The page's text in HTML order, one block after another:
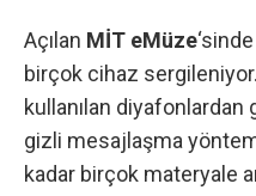
Açılan MİT eMüze
birçok cihaz
kullanılan
gizli mesajlaşma
kadar birçok materyale